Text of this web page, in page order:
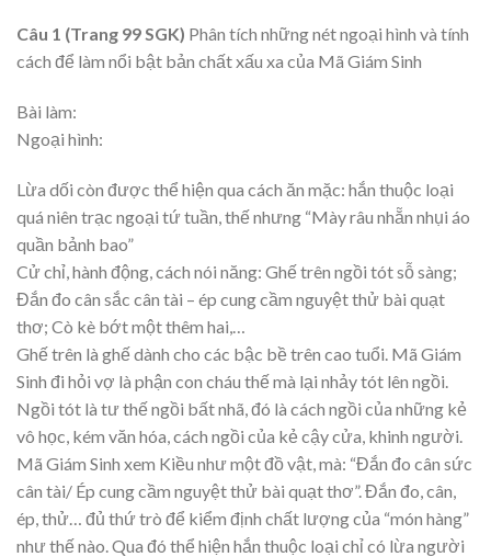
Câu 1 (Trang 99 SGK) Phân tích những nét ngoại hình và tính
cách để làm nổi bật bản chất xấu xa của Mã Giám Sinh
Bài làm:
Ngoại hình:
Lừa dối còn được thể hiện qua cách ăn mặc: hắn thuộc loại
quá niên trạc ngoại tứ tuần, thế nhưng “Mày râu nhẵn nhụi áo
quần bảnh bao”
Cử chỉ, hành động, cách nói năng: Ghế trên ngồi tót sỗ sàng;
Đắn đo cân sắc cân tài – ép cung cầm nguyệt thử bài quạt
thơ; Cò kè bớt một thêm hai,…
Ghế trên là ghế dành cho các bậc bề trên cao tuổi. Mã Giám
Sinh đi hỏi vợ là phận con cháu thế mà lại nhảy tót lên ngồi.
Ngồi tót là tư thế ngồi bất nhã, đó là cách ngồi của những kẻ
vô học, kém văn hóa, cách ngồi của kẻ cậy cửa, khinh người.
Mã Giám Sinh xem Kiều như một đồ vật, mà: “Đắn đo cân sức
cân tài/ Ép cung cầm nguyệt thử bài quạt thơ”. Đắn đo, cân,
ép, thử… đủ thứ trò để kiểm định chất lượng của “món hàng”
như thế nào. Qua đó thể hiện hắn thuộc loại chỉ có lừa người